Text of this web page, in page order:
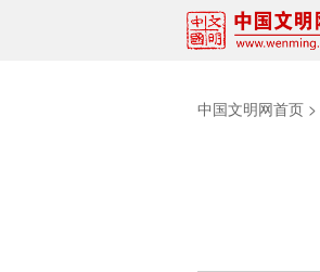
中国文明网首页 >